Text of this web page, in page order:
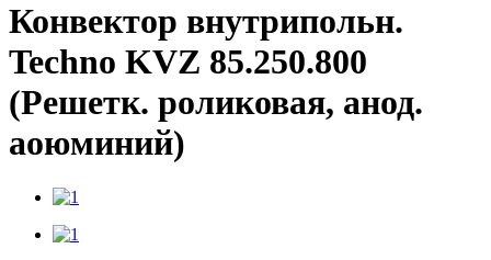
Конвектор внутрипольн.
Techno KVZ 85.250.800
(Решетк. роликовая, анод.
аоюминий)